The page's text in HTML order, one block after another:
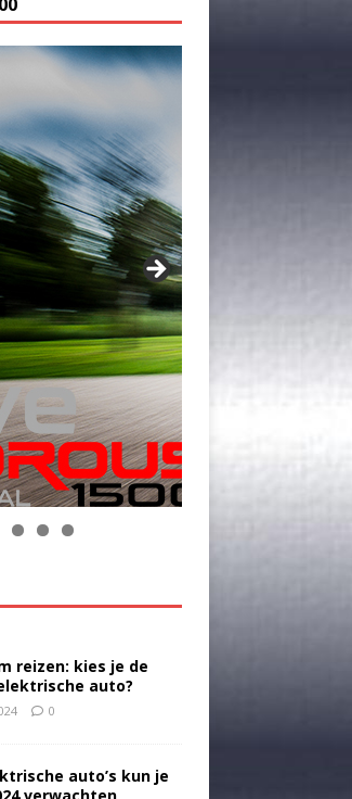
reizen: kies je de
auto?
0
auto’s kun je
verwachten